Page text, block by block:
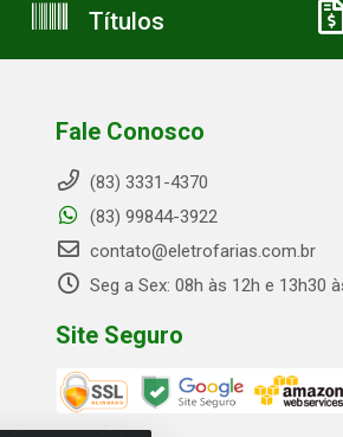
Títulos
Fale Conosco
(83) 3331-4370
(83) 99844-3922
contato@eletrofarias.com.br
Seg a Sex: 08h às 12h e 13h30
Site Seguro